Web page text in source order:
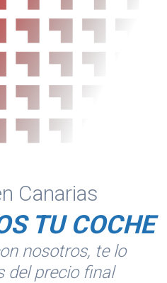
Canarias
TU COCHE
nosotros, te lo
del precio final